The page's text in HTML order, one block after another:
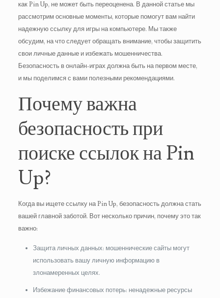
как Pin Up, не может быть переоценена. В данной статье мы
рассмотрим основные моменты, которые помогут вам найти
надежную ссылку для игры на компьютере. Мы также
обсудим, на что следует обращать внимание, чтобы защитить
свои личные данные и избежать мошенничества.
Безопасность в онлайн-играх должна быть на первом месте,
и мы поделимся с вами полезными рекомендациями.
Почему важна
безопасность при
поиске ссылок на Pin
Up?
Когда вы ищете ссылку на Pin Up, безопасность должна стать
вашей главной заботой. Вот несколько причин, почему это так
важно:
Защита личных данных: мошеннические сайты могут
использовать вашу личную информацию в
злонамеренных целях.
Избежание финансовых потерь: ненадежные ресурсы